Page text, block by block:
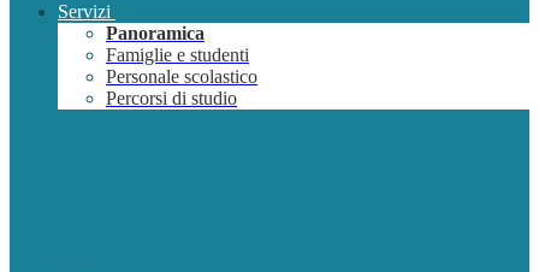
Servizi
Panoramica
Famiglie e studenti
Personale scolastico
Percorsi di studio